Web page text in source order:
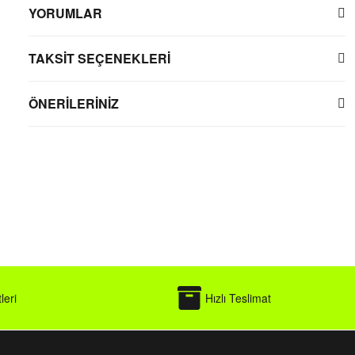
YORUMLAR
TAKSİT SEÇENEKLERİ
ÖNERİLERİNİZ
Hızlı Teslimat